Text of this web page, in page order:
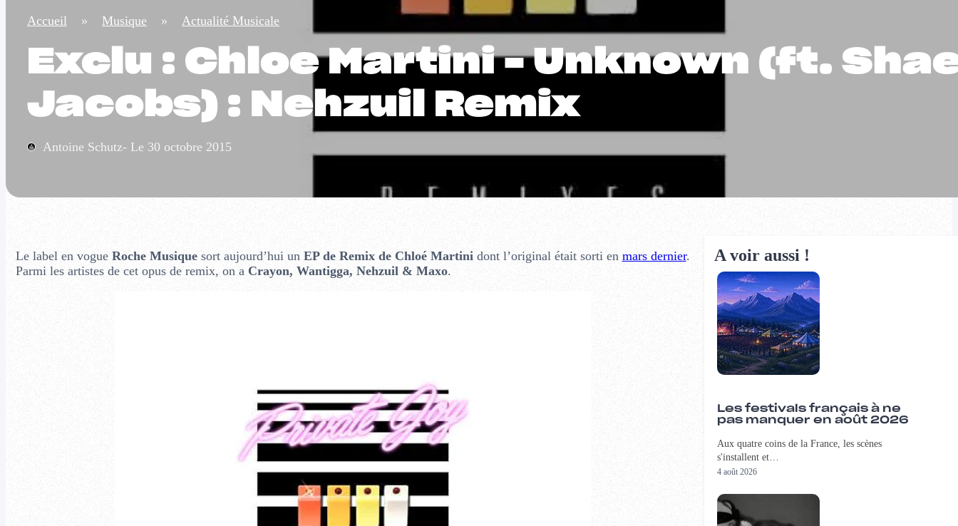
Accueil » Musique » Actualité Musicale
Exclu : Chloe Martini – Unknown (ft.
Jacobs) : Nehzuil Remix
Antoine Schutz- Le 30 octobre 2015
Le label en vogue Roche Musiquesort aujourd’hui un EP de Remix de Chloé Martini dont l’original était sorti en mars dernier.
Parmi les artistes de cet opus de remix, on a Crayon, Wantigga, Nehzuil & Maxo.
A voir aussi !
Les festivals français à ne
pas manquer en août 2026
Aux quatre coins de la France, les scènes
s'installent et…
4 août 2026